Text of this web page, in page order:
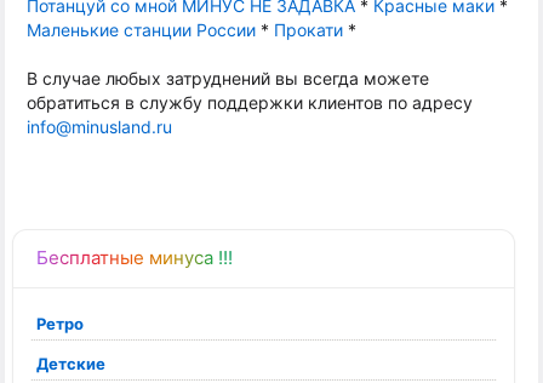
Бесплатные минуса !!!
Ретро
Детские
Потанцуй со мной МИНУС НЕ ЗАДАВКА * Красные маки *
Маленькие станции России * Прокати *
В случае любых затруднений вы всегда можете
обратиться в службу поддержки клиентов по адресу
info@minusland.ru